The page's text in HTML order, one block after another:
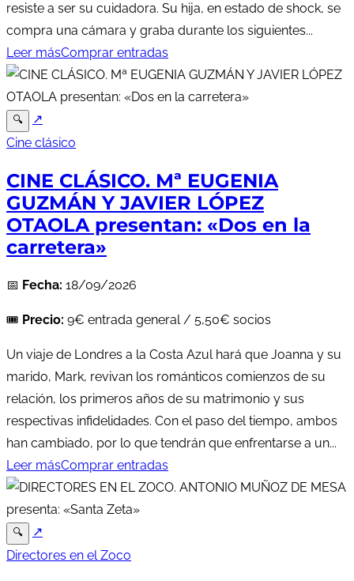
resiste a ser su cuidadora. Su hija, en estado de shock, se
compra una cámara y graba durante los siguientes...
Leer másComprar entradas
🔍
↗
Cine clásico
CINE CLÁSICO. Mª EUGENIA
GUZMÁN Y JAVIER LÓPEZ
OTAOLA presentan: «Dos en la
carretera»
📅 Fecha: 18/09/2026
🎟️ Precio: 9€ entrada general / 5,50€ socios
Un viaje de Londres a la Costa Azul hará que Joanna y su
marido, Mark, revivan los románticos comienzos de su
relación, los primeros años de su matrimonio y sus
respectivas infidelidades. Con el paso del tiempo, ambos
han cambiado, por lo que tendrán que enfrentarse a un...
Leer másComprar entradas
🔍
↗
Directores en el Zoco